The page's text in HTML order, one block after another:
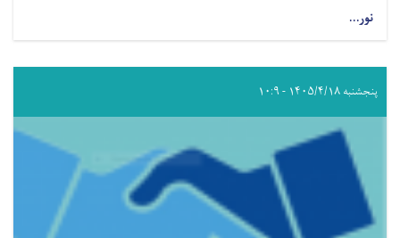
نور...
پنجشنبه ۱۴۰۵/۴/۱۸ - ۱۰:۹